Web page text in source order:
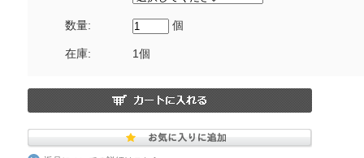
数量: 個
在庫: 1個